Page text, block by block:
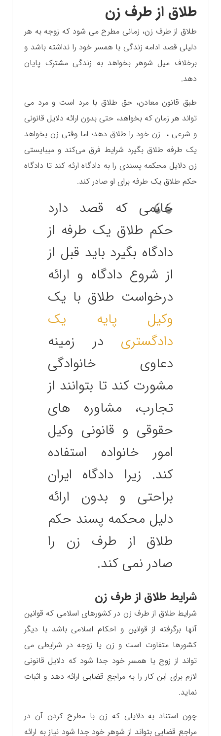
طلاق از طرف زن
طلاق از طرف زن، زمانی مطرح می شود که زوجه به هر
دلیلی قصد ادامه زندگی با همسر خود را نداشته باشد و
برخلاف میل شوهر بخواهد به زندگی مشترک پایان
دهد.
طبق قانون معادن، حق طلاق با مرد است و مرد می
تواند هر زمان که بخواهد، حتی بدون ارائه دلایل قانونی
و شرعی ، زن خود را طلاق دهد؛ اما وقتی زن بخواهد
یک طرفه طلاق بگیرد شرایط فرق می‌کند و میبایستی
زن دلایل محکمه پسندی را به دادگاه ارئه کند تا دادگاه
حکم طلاق یک طرفه برای او صادر کند.
خانمی که قصد دارد
حکم طلاق یک طرفه از
دادگاه بگیرد باید قبل از
از شروع دادگاه و ارائه
درخواست طلاق با یک
وکیل پایه یک
دادگستری در زمینه
دعاوی خانوادگی
مشورت کند تا بتوانند از
تجارب، مشاوره های
حقوقی و قانونی وکیل
امور خانواده استفاده
کند. زیرا دادگاه ایران
براحتی و بدون ارائه
دلیل محکمه پسند حکم
طلاق از طرف زن را
صادر نمی کند.
شرایط طلاق از طرف زن
شرایط طلاق از طرف زن در کشورهای اسلامی که قوانین
آنها برگرفته از قوانین و احکام اسلامی باشد با دیگر
کشورها متفاوت است و زن یا زوجه در شرایطی می
تواند از زوج یا همسر خود جدا شود که دلایل قانونی
لازم برای این کار را به مراجع قضایی ارائه دهد و اثبات
نماید.
چون استناد به دلایلی که زن با مطرح کردن آن در
مراجع قضایی بتواند از شوهر خود جدا شود نیاز به ارائه